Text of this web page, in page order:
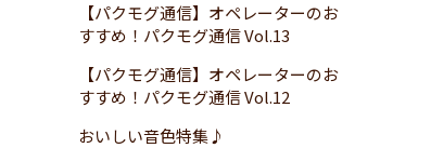
【パクモグ通信】オペレーターのお
すすめ！パクモグ通信 Vol.13
【パクモグ通信】オペレーターのお
すすめ！パクモグ通信 Vol.12
おいしい音色特集♪